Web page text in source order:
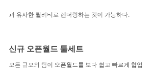
과 유사한 퀄리티로 렌더링하는 것이 가능하다.
신규 오픈월드 툴세트
모든 규모의 팀이 오픈월드를 보다 쉽고 빠르게 협업